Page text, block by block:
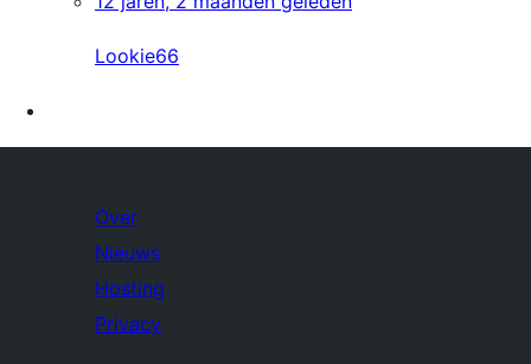
Lookie66
Over
Nieuws
Hosting
Privacy